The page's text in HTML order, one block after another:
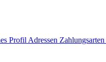
Profil Adressen Zahlungsarten